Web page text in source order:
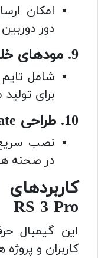
امکان
دور
9. مودهای خلاقانه:
شامل
برای
10. طراحی Quick Release Plate:
نصب سریع
در صحنه
RS 3 Pro
این گیمبال
کاربران و